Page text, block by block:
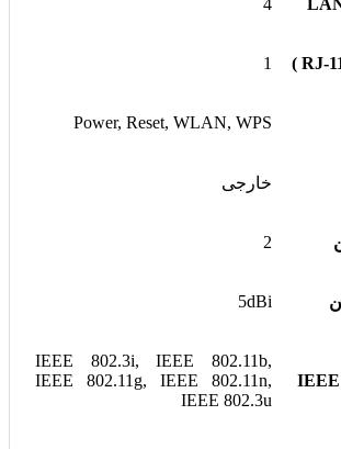
4
1
Power, Reset, WLAN, WPS
خارجی
2
5dBi
IEEE 802.3i, IEEE 802.11b,
IEEE 802.11g, IEEE 802.11n,
IEEE 802.3u